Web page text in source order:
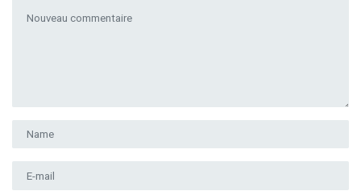
Prénom et nom
Adresse e-mail